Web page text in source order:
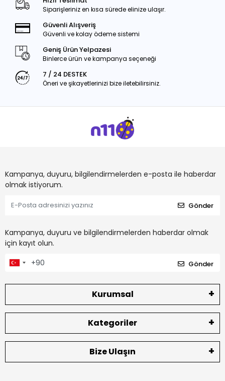
Siparişleriniz en kısa sürede elinize ulaşır.
Güvenli Alışveriş
Güvenli ve kolay ödeme sistemi
Geniş Ürün Yelpazesi
Binlerce ürün ve kampanya seçeneği
7 / 24 DESTEK
Öneri ve şikayetlerinizi bize iletebilirsiniz.
Kampanya, duyuru, bilgilendirmelerden e-posta ile haberdar
olmak istiyorum.
Gönder
Kampanya, duyuru ve bilgilendirmelerden haberdar olmak
için kayıt olun.
Gönder
Kurumsal
Kategoriler
Bize Ulaşın